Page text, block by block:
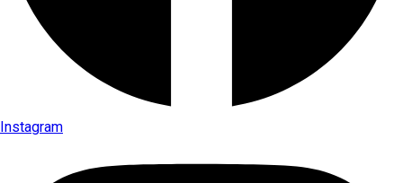
Instagram